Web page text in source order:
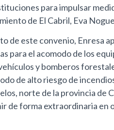
para impulsar
de El Cabril, Eva
de este convenio, Enresa
el acomodo de los
y bomberos
de alto riesgo de
norte de la provincia de
forma extraordinaria en